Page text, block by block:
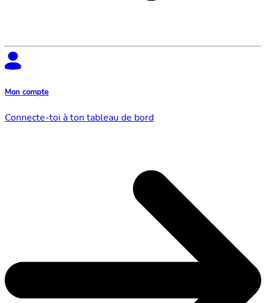
Mon compte
Connecte-toi à ton tableau de bord